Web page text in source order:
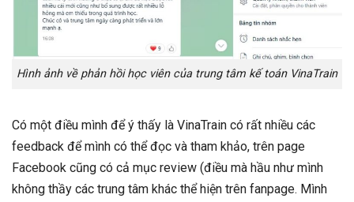
Hình ảnh về phản hồi học viên của trung tâm kế toán VinaTrain
Có một điều mình để ý thấy là VinaTrain có rất nhiều các
feedback để mình có thể đọc và tham khảo, trên page
Facebook cũng có cả mục review (điều mà hầu như mình
không thầy các trung tâm khác thể hiện trên fanpage. Mình